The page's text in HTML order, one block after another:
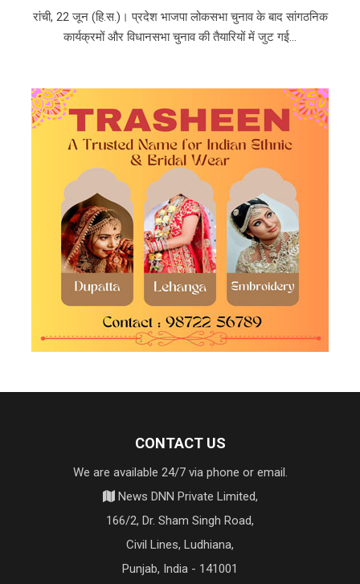
रांची, 22 जून (हि.स.)। प्रदेश भाजपा लोकसभा चुनाव के बाद सांगठनिक
कार्यक्रमों और विधानसभा चुनाव की तैयारियों में जुट गई...
CONTACT US
We are available 24/7 via phone or email.
News DNN Private Limited,
166/2, Dr. Sham Singh Road,
Civil Lines, Ludhiana,
Punjab, India - 141001